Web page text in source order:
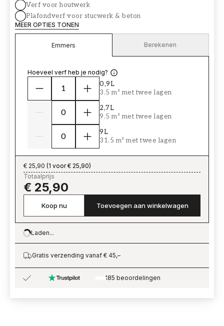
Verf voor houtwerk
Plafondverf voor stucwerk & beton
MEER OPTIES TONEN
Emmers Berekenen
Hoeveel verf heb je nodig?
0,9L
3.5 m² met twee lagen
2,7L
9.5 m² met twee lagen
9L
31.5 m² met twee lagen
€ 25,90 (1 voor € 25,90)
Totaalprijs
€ 25,90
Koop nu Toevoegen aan winkelwagen
Loading…
Laden...
Gratis verzending vanaf € 45,–
185 beoordelingen